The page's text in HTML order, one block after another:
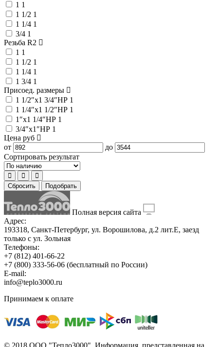
1 1
1 1/2 1
1 1/4 1
3/4 1
Резьба R2
1 1
1 1/2 1
1 1/4 1
1 3/4 1
Присоед. размеры
1 1/2″x1 3/4″НР 1
1 1/4″x1 1/2″НР 1
1″x1 1/4″НР 1
3/4″x1″НР 1
Цена руб
от
до
Сортировать результат
Сбросить Подобрать
Полная версия сайта
Адрес:
193318, Санкт-Петербург, ул. Ворошилова, д.2 лит.Е, заезд
только с ул. Зольная
Телефоны:
+7 (812) 401-66-22
+7 (800) 333-56-06 (бесплатный по России)
E-mail:
info@teplo3000.ru
Принимаем к оплате